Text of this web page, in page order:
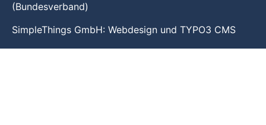
(Bundesverband)
SimpleThings GmbH: Webdesign und TYPO3 CMS